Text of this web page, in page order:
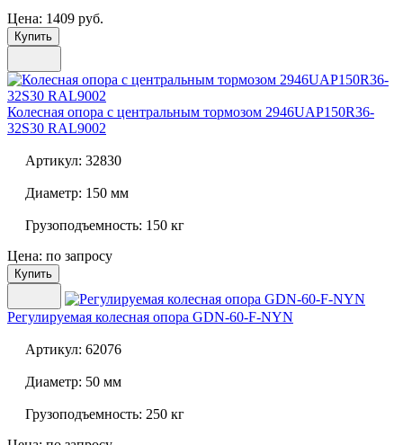
Цена: 1409 руб.
Купить
Колесная опора с центральным тормозом 2946UAP150R36-
32S30 RAL9002
Артикул: 32830
Диаметр: 150 мм
Грузоподъемность: 150 кг
Цена: по запросу
Купить
Регулируемая колесная опора GDN-60-F-NYN
Артикул: 62076
Диаметр: 50 мм
Грузоподъемность: 250 кг